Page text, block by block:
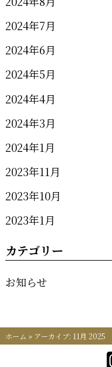
2024年7月
2024年6月
2024年5月
2024年4月
2024年3月
2024年1月
2023年11月
2023年10月
2023年1月
カテゴリー
お知らせ
ホーム » アーカイブ: 11月 2025